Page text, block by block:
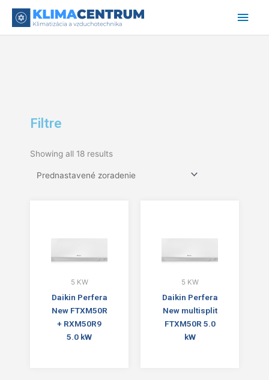
Filtre
Showing all 18 results
5 KW
Daikin Perfera
New FTXM50R
+ RXM50R9
5.0 kW
5 KW
Daikin Perfera
New multisplit
FTXM50R 5.0
kW